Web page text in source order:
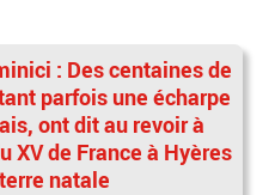
: Des centaines de
parfois une écharpe
ont dit au revoir à
XV de France à Hyères
natale